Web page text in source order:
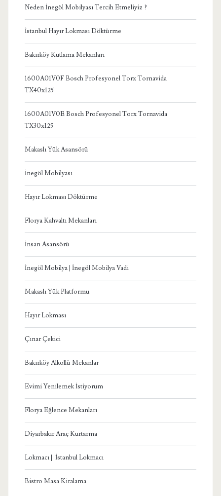
Neden İnegöl Mobilyası Tercih Etmeliyiz ?
İstanbul Hayır Lokması Döktürme
Bakırköy Kutlama Mekanları
1600A01V0F Bosch Profesyonel Torx Tornavida
TX40x125
1600A01V0E Bosch Profesyonel Torx Tornavida
TX30x125
Makaslı Yük Asansörü
İnegöl Mobilyası
Hayır Lokması Döktürme
Florya Kahvaltı Mekanları
İnsan Asansörü
İnegöl Mobilya | İnegöl Mobilya Vadi
Makaslı Yük Platformu
Hayır Lokması
Çınar Çekici
Bakırköy Alkollü Mekanlar
Evimi Yenilemek İstiyorum
Florya Eğlence Mekanları
Diyarbakır Araç Kurtarma
Lokmacı | İstanbul Lokmacı
Bistro Masa Kiralama